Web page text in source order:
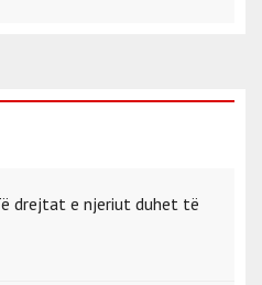
drejtat e njeriut duhet të